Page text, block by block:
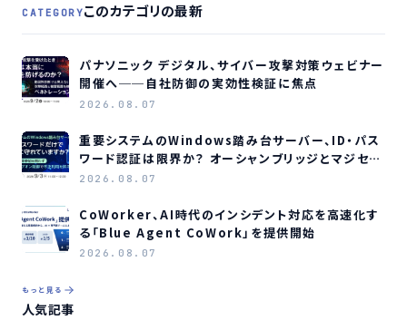
CATEGORYこのカテゴリの最新
パナソニック デジタル、サイバー攻撃対策ウェビナー
開催へ──自社防御の実効性検証に焦点
2026.08.07
重要システムのWindows踏み台サーバー、ID・パス
ワード認証は限界か？ オーシャンブリッジとマジセミ
がウェビナー開催へ
2026.08.07
CoWorker、AI時代のインシデント対応を高速化す
る「Blue Agent CoWork」を提供開始
2026.08.07
もっと見る
人気記事